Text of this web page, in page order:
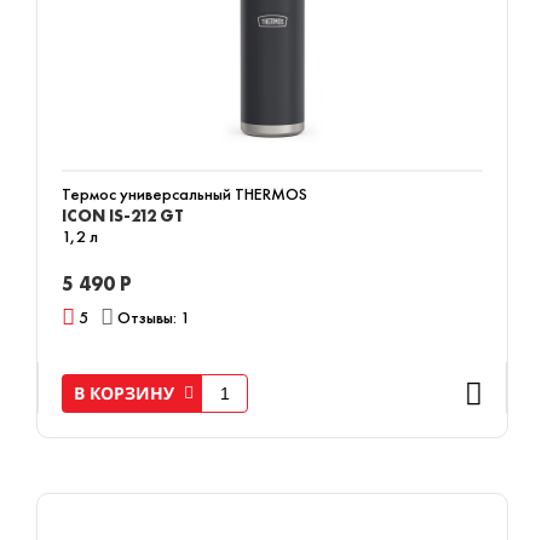
Термос универсальный THERMOS
ICON IS-212 GT
1,2 л
5 490 Р
5 Отзывы: 1
В КОРЗИНУ